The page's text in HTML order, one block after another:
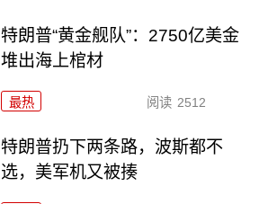
特朗普“黄金舰队”：2750亿美金
堆出海上棺材
最热 阅读 2512
特朗普扔下两条路，波斯都不
选，美军机又被揍